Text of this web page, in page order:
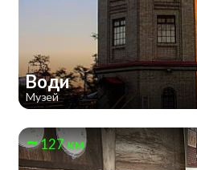
Води
Музей
127 км